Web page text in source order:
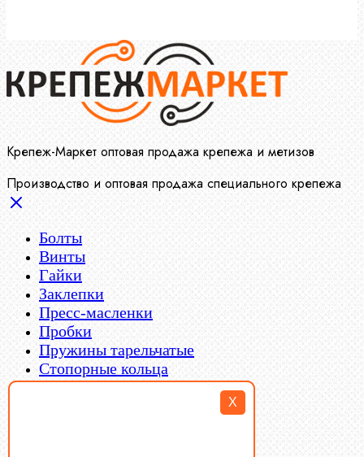
X
Крепеж-Маркет оптовая продажа крепежа и метизов
Производство и оптовая продажа специального крепежа
Болты
Винты
Гайки
Заклепки
Пресс-масленки
Пробки
Пружины тарельчатые
Стопорные кольца
Такелаж